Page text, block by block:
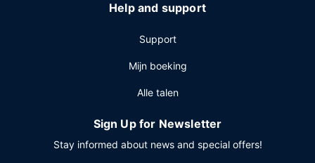
Help and support
Support
Mijn boeking
Alle talen
Sign Up for Newsletter
Stay informed about news and special offers!